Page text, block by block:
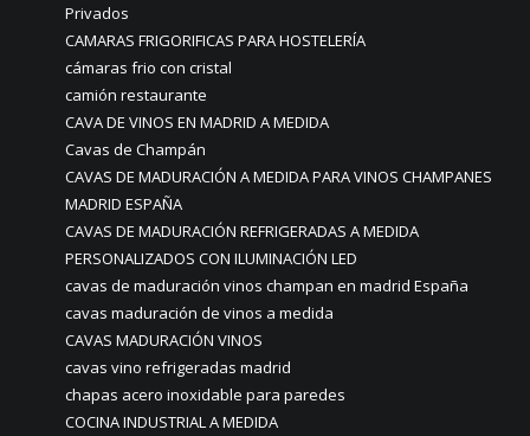
Privados
CAMARAS FRIGORIFICAS PARA HOSTELERÍA
cámaras frio con cristal
camión restaurante
CAVA DE VINOS EN MADRID A MEDIDA
Cavas de Champán
CAVAS DE MADURACIÓN A MEDIDA PARA VINOS CHAMPANES
MADRID ESPAÑA
CAVAS DE MADURACIÓN REFRIGERADAS A MEDIDA
PERSONALIZADOS CON ILUMINACIÓN LED
cavas de maduración vinos champan en madrid España
cavas maduración de vinos a medida
CAVAS MADURACIÓN VINOS
cavas vino refrigeradas madrid
chapas acero inoxidable para paredes
COCINA INDUSTRIAL A MEDIDA